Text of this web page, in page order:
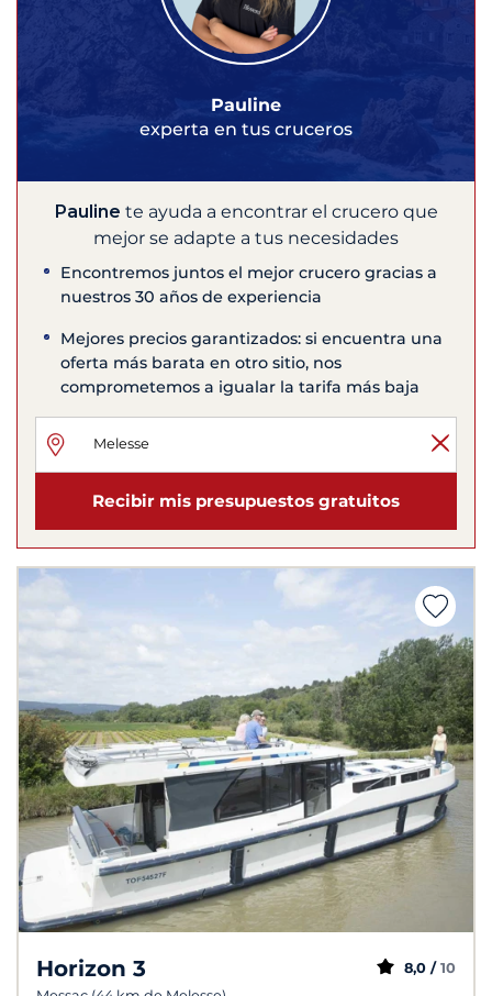
Pauline
experta en tus cruceros
Pauline te ayuda a encontrar el crucero que
mejor se adapte a tus necesidades
Encontremos juntos el mejor crucero gracias a
nuestros 30 años de experiencia
Mejores precios garantizados: si encuentra una
oferta más barata en otro sitio, nos
comprometemos a igualar la tarifa más baja
Recibir mis presupuestos gratuitos
Horizon 3 8,0 / 10